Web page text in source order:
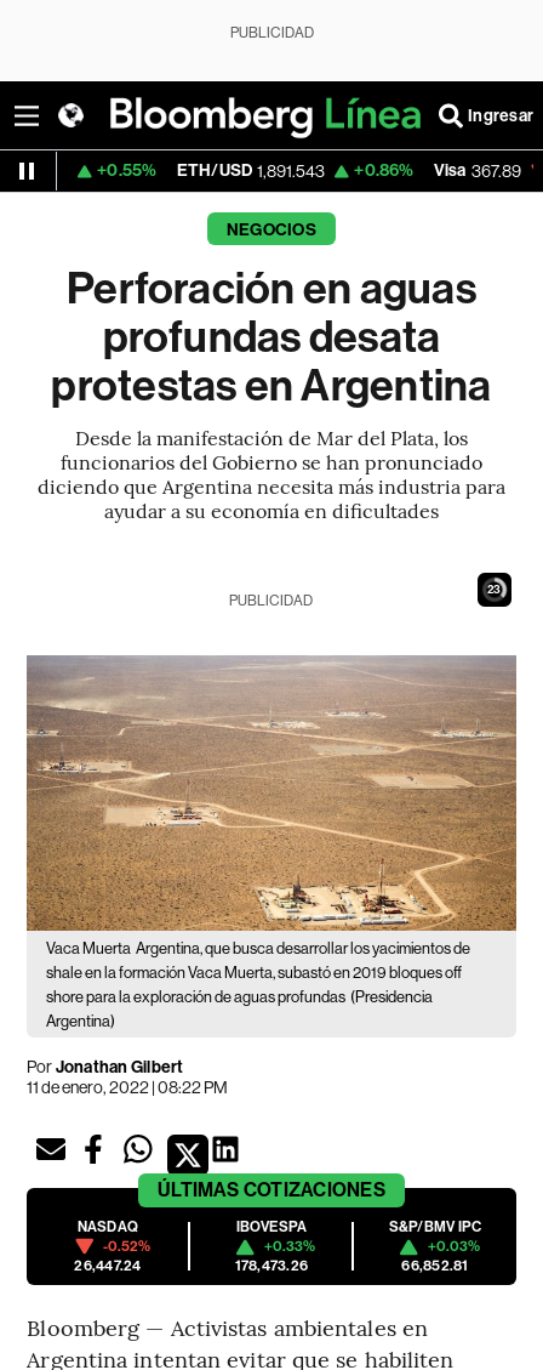
PUBLICIDAD
Ingresar
ETH/USD 1,891.543 +0.86% Visa 367.89 -0.46%
NEGOCIOS
Perforación en aguas
profundas desata
protestas en Argentina
Desde la manifestación de Mar del Plata, los
funcionarios del Gobierno se han pronunciado
diciendo que Argentina necesita más industria para
ayudar a su economía en dificultades
22
PUBLICIDAD
Vaca Muerta Argentina, que busca desarrollar los yacimientos de
shale en la formación Vaca Muerta, subastó en 2019 bloques off
shore para la exploración de aguas profundas (Presidencia
Argentina)
PorJonathan Gilbert
11 de enero, 2022 | 08:22 PM
ÚLTIMAS COTIZACIONES
NASDAQ
-0.52%
26,447.24
IBOVESPA
+0.33%
178,473.26
S&P/BMV IPC
+0.03%
66,852.81
Bloomberg — Activistas ambientales en
Argentina intentan evitar que se habiliten